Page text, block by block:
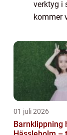
verktyg i
kommer
typer
01 juli 2026
Barnklippning